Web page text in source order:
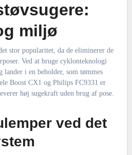
miljø
stor popularitet, da de eliminerer de
Ved at bruge cyklonteknologi
lander i en beholder, som tømmes
Boost CX1 og Philips FC9331 er
høj sugekraft uden brug af pose.
ved det